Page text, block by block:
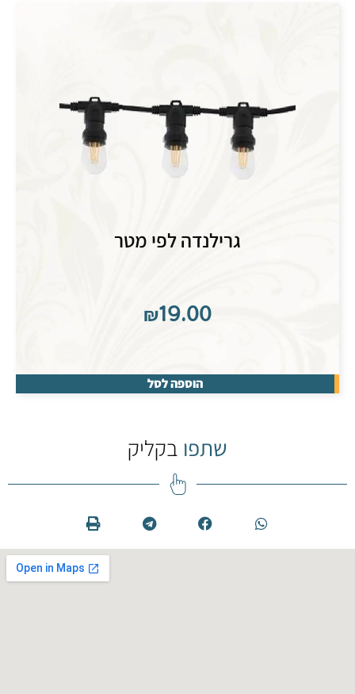
גרילנדה לפי מטר
₪19.00
הוספה לסל
שתפו בקליק